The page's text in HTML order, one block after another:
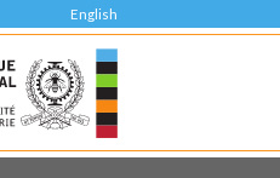
English